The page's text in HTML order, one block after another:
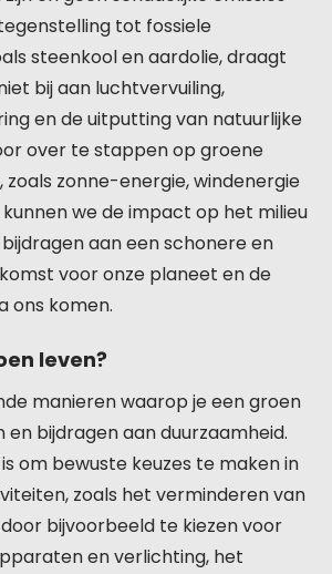
tot fossiele
steenkool en aardolie, draagt
bij aan luchtvervuiling,
en de uitputting van natuurlijke
over te stappen op groene
zonne-energie, windenergie
we de impact op het milieu
aan een schonere en
voor onze planeet en de
ons komen.
leven?
manieren waarop je een groen
en bijdragen aan duurzaamheid.
om bewuste keuzes te maken in
zoals het verminderen van
bijvoorbeeld te kiezen voor
en verlichting, het